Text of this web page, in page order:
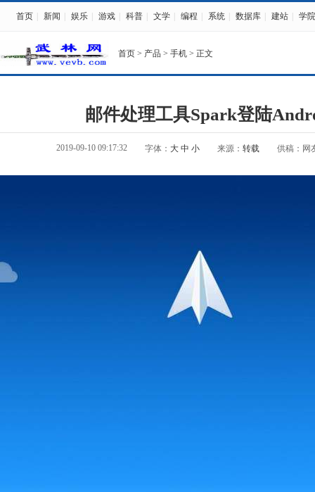
首页 新闻 娱乐 游戏 科普 文学 编程 系统 数据库 建站 学院
首页 > 产品 > 手机 > 正文
邮件处理工具Spark登陆
2019-09-10 09:17:32 字体： 大 中 小 来源： 转载 供稿：网